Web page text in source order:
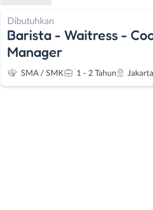
Dibutuhkan
Barista - Waitress -
Manager
SMA / SMK 1 - 2 Tahun